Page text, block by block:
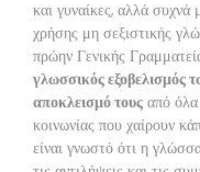
και γυναίκες, αλλά
χρήσης μη σεξιστικής
πρώην Γενικής
γλωσσικός εξοβελισμός
αποκλεισμό τους από όλα
κοινωνίας που χαίρουν
είναι γνωστό ότι η